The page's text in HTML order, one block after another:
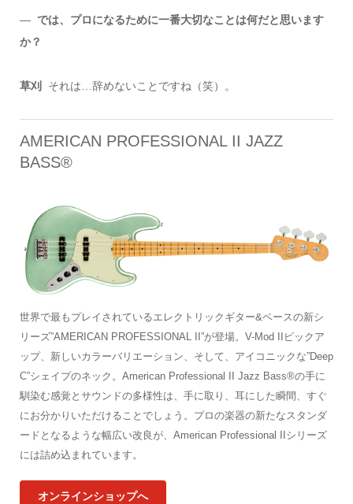
― では、プロになるために一番大切なことは何だと思います
か？
草刈 それは…辞めないことですね（笑）。
AMERICAN PROFESSIONAL II JAZZ
BASS®
世界で最もプレイされているエレクトリックギター&ベースの新シ
リーズ”AMERICAN PROFESSIONAL II”が登場。V-Mod IIピックア
ップ、新しいカラーバリエーション、そして、アイコニックな”Deep
C”シェイプのネック。American Professional II Jazz Bass®の手に
馴染む感覚とサウンドの多様性は、手に取り、耳にした瞬間、すぐ
にお分かりいただけることでしょう。プロの楽器の新たなスタンダ
ードとなるような幅広い改良が、American Professional IIシリーズ
には詰め込まれています。
オンラインショップへ